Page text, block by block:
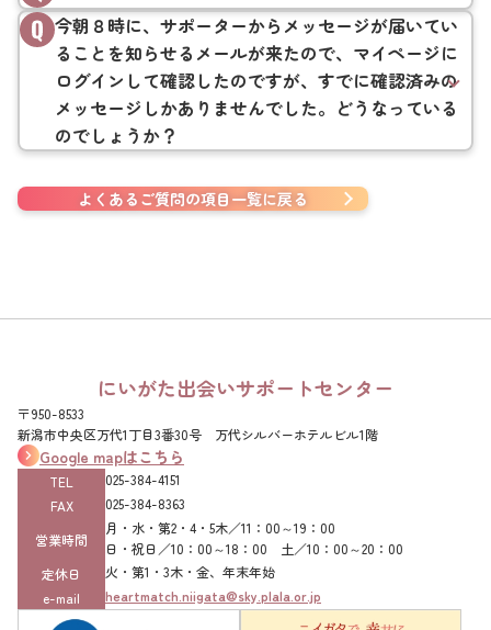
今朝８時に、サポーターからメッセージが届いてい
ることを知らせるメールが来たので、マイページに
ログインして確認したのですが、すでに確認済みの
メッセージしかありませんでした。どうなっている
のでしょうか？
よくあるご質問の項目一覧に戻る
にいがた出会いサポートセンター
〒950-8533
新潟市中央区万代1丁目3番30号 万代シルバーホテルビル1階
Google mapはこちら
TEL
025-384-4151‌
FAX
025-384-8363‌
営業時間
月・水・第2・4・5木／11：00～19：00
日・祝日／10：00～18：00 土／10：00～20：00
定休日
火・第1・3木・金、年末年始
e-mail
heartmatch.niigata@sky.plala.or.jp